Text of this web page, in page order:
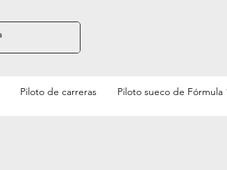
Piloto de carreras Piloto sueco de Fórmula